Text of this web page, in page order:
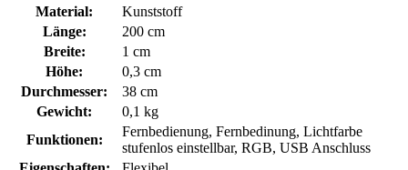
Material:
Kunststoff
Länge:
200 cm
Breite:
1 cm
Höhe:
0,3 cm
Durchmesser:
38 cm
Gewicht:
0,1 kg
Funktionen:
Fernbedienung, Fernbedinung, Lichtfarbe
stufenlos einstellbar, RGB, USB Anschluss